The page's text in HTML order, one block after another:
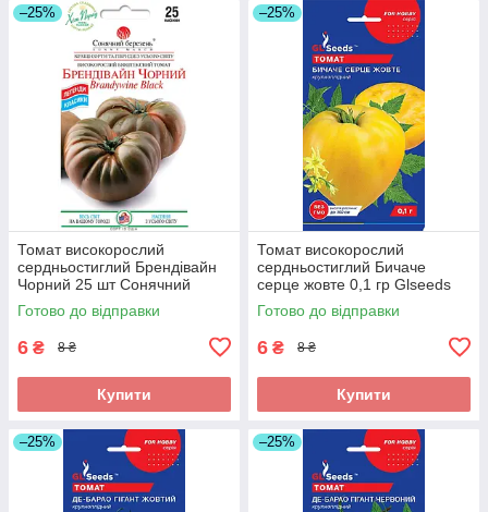
–25%
Томат високорослий
сердньостиглий Брендівайн
Чорний 25 шт Сонячний
березень
Готово до відправки
6 ₴ 8 ₴
Купити
–25%
Томат високорослий
сердньостиглий Бичаче
серце жовте 0,1 гр Glseeds
Готово до відправки
6 ₴ 8 ₴
Купити
–25% –25%